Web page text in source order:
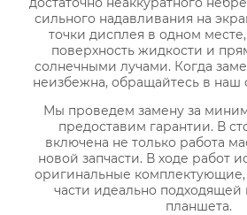
сильного надавливания на
точки дисплея в одном
поверхность жидкости и
солнечными лучами. Когда
неизбежна, обращайтесь в наш
Мы проведем замену за
предоставим гарантии. В
включена не только работа
новой запчасти. В ходе работ
оригинальные комплектующие,
части идеально
планшета.